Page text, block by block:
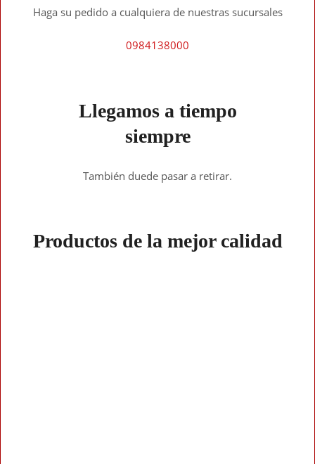
Haga su pedido a cualquiera de nuestras sucursales
0984138000
Llegamos a tiempo
siempre
También duede pasar a retirar.
Productos de la mejor calidad